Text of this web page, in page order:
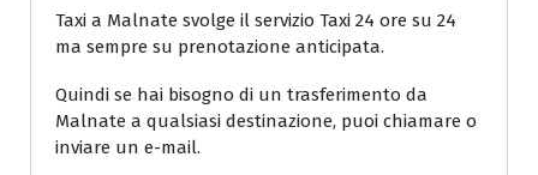
Taxi a Malnate svolge il servizio Taxi 24 ore su 24
ma sempre su prenotazione anticipata.
Quindi se hai bisogno di un trasferimento da
Malnate a qualsiasi destinazione, puoi chiamare o
inviare un e-mail.